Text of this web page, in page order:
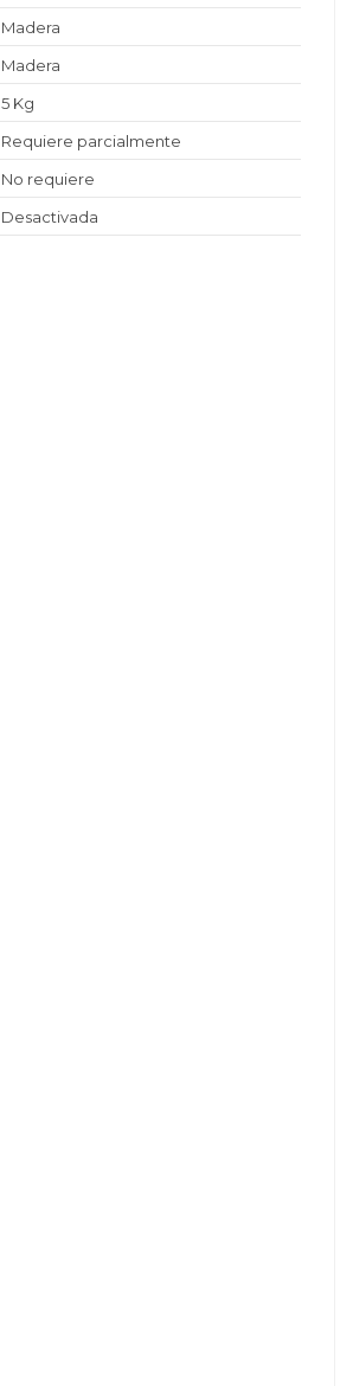
Madera
Madera
5 Kg
Requiere parcialmente
No requiere
Desactivada